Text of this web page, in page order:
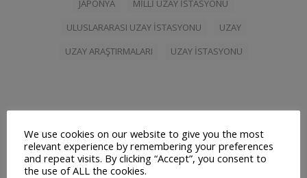
JAPONYA
MILLI UZAY ISTASYONU
ULUSLARARASI UZAY ISTASYONU
UZAY
UZAY ARAŞTIRMALARI
UZAY ISTASYONU
We use cookies on our website to give you the most
relevant experience by remembering your preferences
and repeat visits. By clicking “Accept”, you consent to
the use of ALL the cookies.